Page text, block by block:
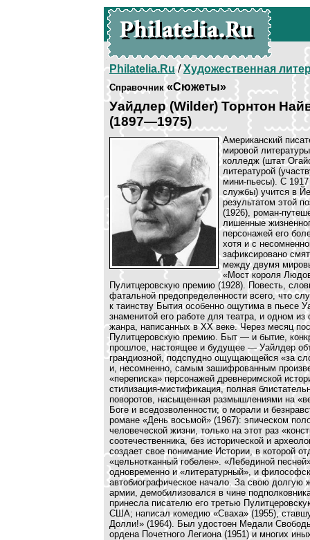
Philatelia.Ru/Художественная
Справочник«Сюжеты»
Уайдлер (Wilder) Торнтон
(1897—1975)
Американский
мировой
колледж (штат
литературой
мини-пьесы). С
службы) учится в
результатом этой
(1926), роман-
лишенные
персонажей его
хотя и с
зафиксировано
между двумя
«Мост короля
Пулитцеровскую премию (1928). Повесть,
фатальной предопределенности всего, что
к таинству Бытия особенно ощутима в пьесе
знаменитой его работе для театра, и одном
жанра, написанных в XX веке. Через месяц
Пулитцеровскую премию. Быт — и бытие,
прошлое, настоящее и будущее — Уайлдер
грандиозной, подспудно ощущающейся «за
и, несомненно, самым зашифрованным
«переписка» персонажей древнеримской
стилизация-мистификация, полная
поворотов, насыщенная размышлениями на
Боге и вседозволенности; о морали и
романе «День восьмой» (1967): эпическом
человеческой жизни, только на этот раз
соотечественника, без исторической и
создает свое понимание Истории, в которой
«цельнотканный гобелен». «Лебединой
одновременно и «литературный», и
автобиографическое начало. За свою
армии, демобилизовался в чине
принесла писателю его третью
США; написал комедию «Сваха» (1955),
Долли!» (1964). Был удостоен Медали
ордена Почетного Легиона (1951) и многих